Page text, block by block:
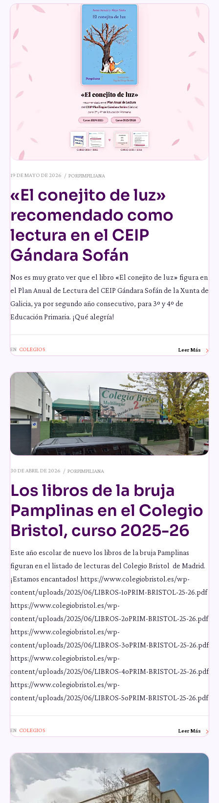
19 DE MAYO DE 2026 PORPIMPILIANA
«El conejito de luz»
recomendado como
lectura en el CEIP
Gándara Sofán
Nos es muy grato ver que el libro «El conejito de luz» figura en
el Plan Anual de Lectura del CEIP Gándara Sofán de la Xunta de
Galicia, ya por segundo año consecutivo, para 3º y 4º de
Educación Primaria. ¡Qué alegría!
EN COLEGIOS Leer Más
30 DE ABRIL DE 2026 PORPIMPILIANA
Los libros de la bruja
Pamplinas en el Colegio
Bristol, curso 2025-26
Este año escolar de nuevo los libros de la bruja Pamplinas
figuran en el listado de lecturas del Colegio Bristol de Madrid.
¡Estamos encantados! https://www.colegiobristol.es/wp-
content/uploads/2025/06/LIBROS-1oPRIM-BRISTOL-25-26.pdf
https://www.colegiobristol.es/wp-
content/uploads/2025/06/LIBROS-2oPRIM-BRISTOL-25-26.pdf
https://www.colegiobristol.es/wp-
content/uploads/2025/06/LIBROS-3oPRIM-BRISTOL-25-26.pdf
https://www.colegiobristol.es/wp-
content/uploads/2025/06/LIBROS-4oPRIM-BRISTOL-25-26.pdf
https://www.colegiobristol.es/wp-
content/uploads/2025/06/LIBROS-5oPRIM-BRISTOL-25-26.pdf
EN COLEGIOS Leer Más